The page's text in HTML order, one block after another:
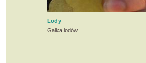
Lody
Gałka lodów